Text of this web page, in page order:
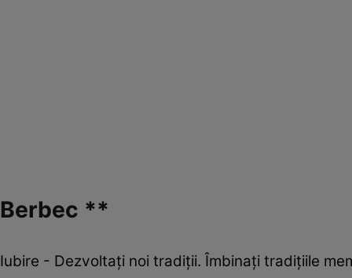
Berbec **
Iubire - Dezvoltați noi tradiții. Îmbinați tradițiile